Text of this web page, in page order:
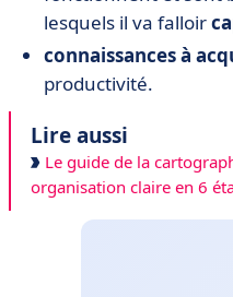
lesquels il va falloir
connaissances à
productivité.
Lire aussi
Le guide de la
organisation claire en 6